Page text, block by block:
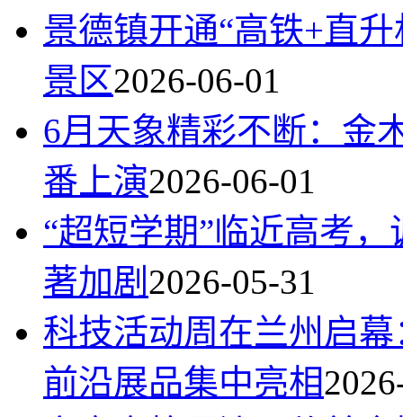
景德镇开通“高铁+直
景区2026-06-01
6月天象精彩不断：金
番上演2026-06-01
“超短学期”临近高考
著加剧 2026-05-31
科技活动周在兰州启
前沿展品集中亮相